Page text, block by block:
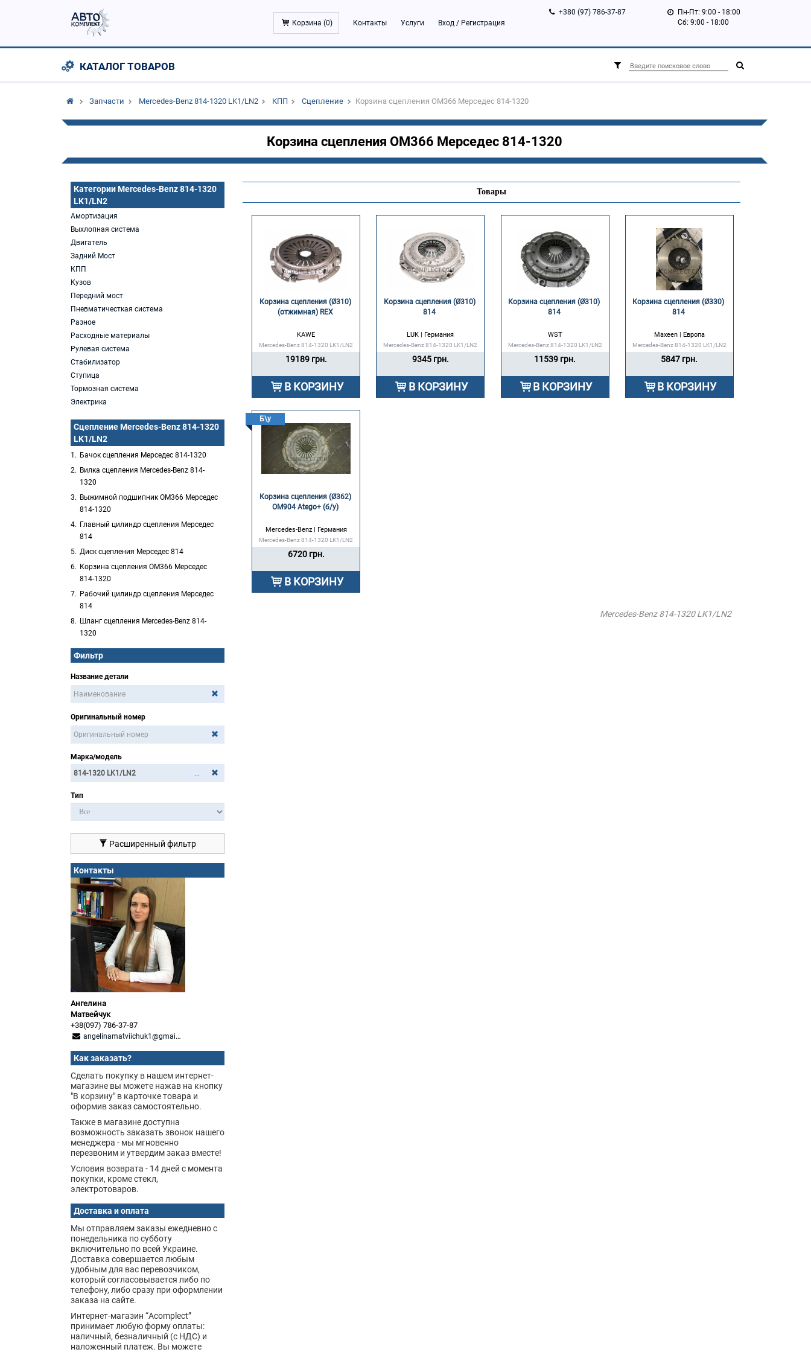
Корзина (0) Контакты Услуги Вход / Регистрация
+380 (97) 786-37-87
Пн-Пт: 9:00 - 18:00
Сб: 9:00 - 18:00
КАТАЛОГ ТОВАРОВ
Запчасти Mercedes-Benz 814-1320 LK1/LN2 КПП Сцепление Корзина сцепления OM366 Мерседес 814-1320
Корзина сцепления OM366 Мерседес 814-1320
Категории Mercedes-Benz 814-1320
LK1/LN2
Амортизация
Выхлопная система
Двигатель
Задний Мост
КПП
Кузов
Передний мост
Пневматичесткая система
Разное
Расходные материалы
Рулевая система
Стабилизатор
Ступица
Тормозная система
Электрика
Сцепление Mercedes-Benz 814-1320
LK1/LN2
Бачок сцепления Мерседес 814-1320
Вилка сцепления Mercedes-Benz 814-
1320
Выжимной подшипник OM366 Мерседес
814-1320
Главный цилиндр сцепления Мерседес
814
Диск сцепления Мерседес 814
Корзина сцепления OM366 Мерседес
814-1320
Рабочий цилиндр сцепления Мерседес
814
Шланг сцепления Mercedes-Benz 814-
1320
Фильтр
Название детали
Оригинальный номер
Марка/модель
...
Тип
Расширенный фильтр
Контакты
Ангелина
Матвейчук
+38(097) 786-37-87
angelinamatviichuk1@gmail.com
Как заказать?
Сделать покупку в нашем интернет-
магазине вы можете нажав на кнопку
"В корзину" в карточке товара и
оформив заказ самостоятельно.
Также в магазине доступна
возможность заказать звонок нашего
менеджера - мы мгновенно
перезвоним и утвердим заказ вместе!
Условия возврата - 14 дней с момента
покупки, кроме стекл,
электротоваров.
Доставка и оплата
Мы отправляем заказы ежедневно с
понедельника по субботу
включительно по всей Украине.
Доставка совершается любым
удобным для вас перевозчиком,
который согласовывается либо по
телефону, либо сразу при оформлении
заказа на сайте.
Интернет-магазин “Acomplect”
принимает любую форму оплаты:
наличный, безналичный (с НДС) и
наложенный платеж. Вы можете
Товары
Корзина сцепления (Ø310)
(отжимная) REX
KAWE
Mercedes-Benz 814-1320 LK1/LN2
19189 грн.
В КОРЗИНУ
Корзина сцепления (Ø310)
814
LUK | Германия
Mercedes-Benz 814-1320 LK1/LN2
9345 грн.
В КОРЗИНУ
Корзина сцепления (Ø310)
814
WST
Mercedes-Benz 814-1320 LK1/LN2
11539 грн.
В КОРЗИНУ
Корзина сцепления (Ø330)
814
Maxeen | Европа
Mercedes-Benz 814-1320 LK1/LN2
5847 грн.
В КОРЗИНУ
Б\у
Корзина сцепления (Ø362)
OM904 Atego+ (б/у)
Mercedes-Benz | Германия
Mercedes-Benz 814-1320 LK1/LN2
6720 грн.
В КОРЗИНУ
Mercedes-Benz 814-1320 LK1/LN2